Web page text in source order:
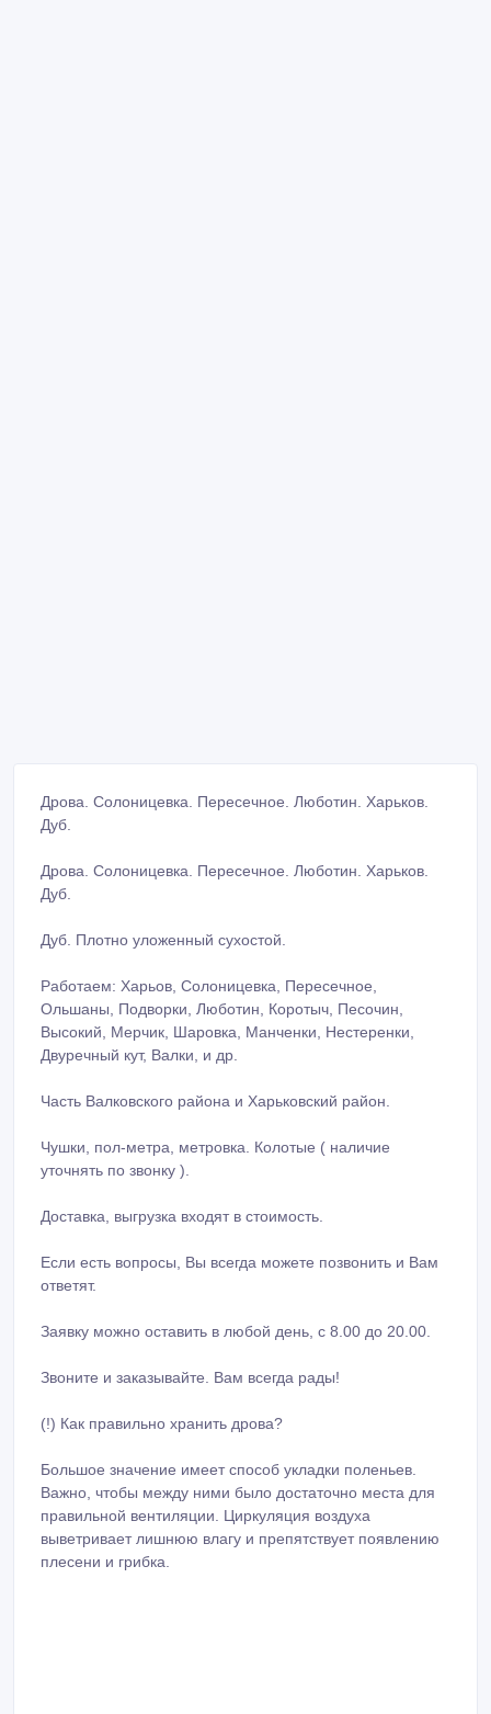
Дрова. Солоницевка. Пересечное. Люботин. Харьков.
Дуб.
Дрова. Солоницевка. Пересечное. Люботин. Харьков.
Дуб.
Дуб. Плотно уложенный сухостой.
Работаем: Харьов, Солоницевка, Пересечное,
Ольшаны, Подворки, Люботин, Коротыч, Песочин,
Высокий, Мерчик, Шаровка, Манченки, Нестеренки,
Двуречный кут, Валки, и др.
Часть Валковского района и Харьковский район.
Чушки, пол-метра, метровка. Колотые ( наличие
уточнять по звонку ).
Доставка, выгрузка входят в стоимость.
Если есть вопросы, Вы всегда можете позвонить и Вам
ответят.
Заявку можно оставить в любой день, с 8.00 до 20.00.
Звоните и заказывайте. Вам всегда рады!
(!) Как правильно хранить дрова?
Большое значение имеет способ укладки поленьев.
Важно, чтобы между ними было достаточно места для
правильной вентиляции. Циркуляция воздуха
выветривает лишнюю влагу и препятствует появлению
плесени и грибка.